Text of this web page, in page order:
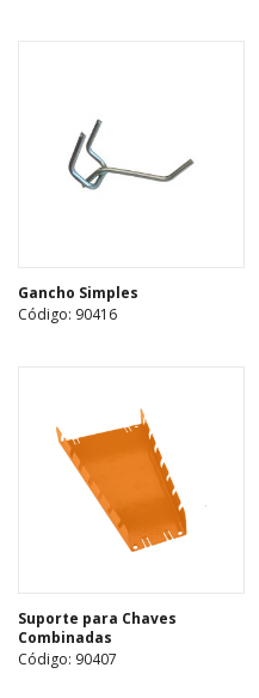
Gancho Simples
Código: 90416
Suporte para Chaves
Combinadas
Código: 90407